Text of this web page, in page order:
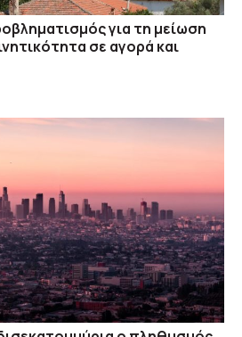
για τη μείωση
σε αγορά και